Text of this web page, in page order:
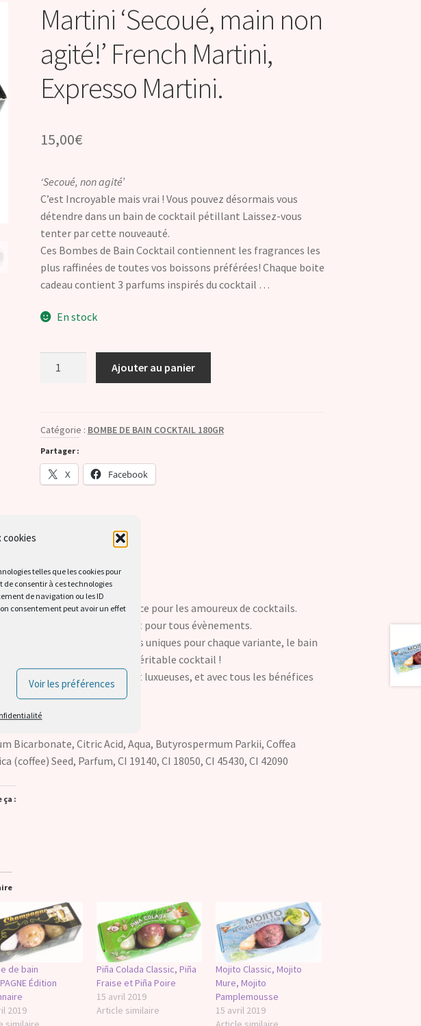
cookies
telles que les cookies pour
consentir à ces technologies
de navigation ou les ID
consentement peut avoir un effet
Voir les préférences
Martini ‘Secoué, main non
agité!’ French Martini,
Expresso Martini.
15,00€
‘Secoué, non agité’
C’est Incroyable mais vrai ! Vous pouvez désormais vous
détendre dans un bain de cocktail pétillant Laissez-vous
tenter par cette nouveauté.
Ces Bombes de Bain Cocktail contiennent les fragrances les
plus raffinées de toutes vos boissons préférées! Chaque boite
cadeau contient 3 parfums inspirés du cocktail …
En stock
main
non
agité!'
French
Ajouter au panier
Catégorie : BOMBE DE BAIN COCKTAIL 180GR
Partager :
X Facebook
idéal qui plus est tendance pour les amoureux de cocktails.
également un cadeau parfait pour tous évènements.
leurs fragrances et couleurs uniques pour chaque variante, le bain
et sentira comme le véritable cocktail !
bombes de bain sont purement luxueuses, et avec tous les bénéfices
boule de ban traditionnelle.
Bicarbonate, Citric Acid, Aqua, Butyrospermum Parkii, Coffea
(coffee) Seed, Parfum, CI 19140, CI 18050, CI 45430, CI 42090
ça :
de bain
Édition
2019
Piña Colada Classic, Piña
Fraise et Piña Poire
15 avril 2019
Article similaire
Mojito Classic, Mojito
Mure, Mojito
Pamplemousse
15 avril 2019